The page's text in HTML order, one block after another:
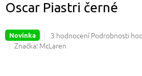
Oscar Piastri černé
Novinka
Průměrné
hodnocení
3 hodnoceníPodrobnosti
Značka: McLaren